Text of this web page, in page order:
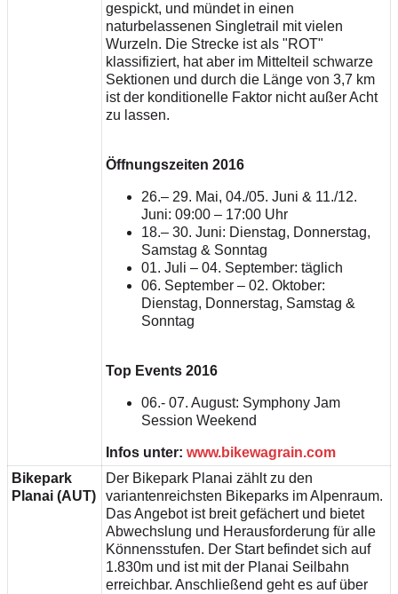
gespickt, und mündet in einen
naturbelassenen Singletrail mit vielen
Wurzeln. Die Strecke ist als "ROT"
klassifiziert, hat aber im Mittelteil schwarze
Sektionen und durch die Länge von 3,7 km
ist der konditionelle Faktor nicht außer Acht
zu lassen.
Öffnungszeiten 2016
26.– 29. Mai, 04./05. Juni & 11./12.
Juni: 09:00 – 17:00 Uhr
18.– 30. Juni: Dienstag, Donnerstag,
Samstag & Sonntag
01. Juli – 04. September: täglich
06. September – 02. Oktober:
Dienstag, Donnerstag, Samstag &
Sonntag
Top Events 2016
06.- 07. August: Symphony Jam
Session Weekend
Infos unter: www.bikewagrain.com
Bikepark
Planai (AUT)
Der Bikepark Planai zählt zu den
variantenreichsten Bikeparks im Alpenraum.
Das Angebot ist breit gefächert und bietet
Abwechslung und Herausforderung für alle
Könnensstufen. Der Start befindet sich auf
1.830m und ist mit der Planai Seilbahn
erreichbar. Anschließend geht es auf über